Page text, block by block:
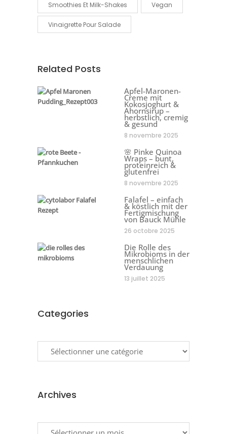
Smoothies Et Milk-Shakes Vegan
Vinaigrette Pour Salade
Related Posts
Apfel-Maronen-
Creme mit
Kokosjoghurt &
Ahornsirup –
herbstlich, cremig
& gesund
8 novembre 2025
🌸 Pinke Quinoa
Wraps – bunt,
proteinreich &
glutenfrei
8 novembre 2025
Falafel – einfach
& köstlich mit der
Fertigmischung
von Bauck Mühle
26 octobre 2025
Die Rolle des
Mikrobioms in der
menschlichen
Verdauung
13 juillet 2025
Categories
Archives